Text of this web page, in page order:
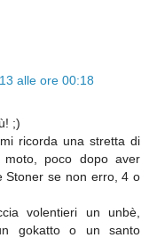
alle ore 00:18
;)
ricorda una stretta di
poco dopo aver
Stoner se non erro, 4 o
volentieri un unbè,
gokatto o un santo